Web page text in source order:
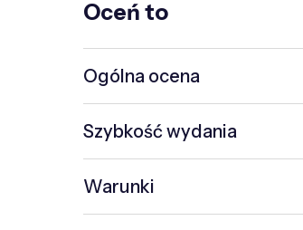
Oceń to
Ogólna ocena
Szybkość wydania
Warunki